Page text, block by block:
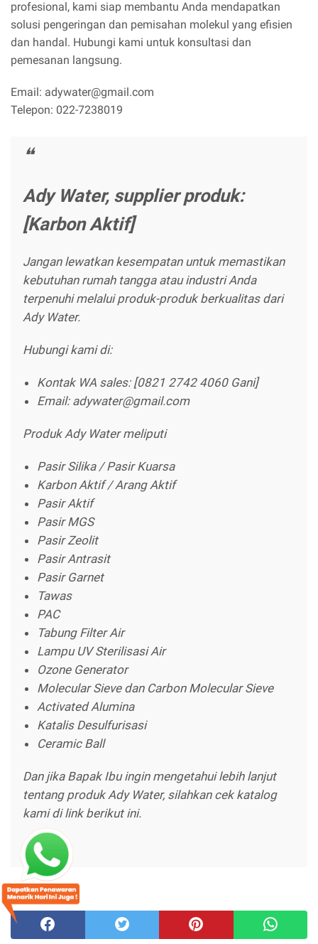
profesional, kami siap membantu Anda mendapatkan
solusi pengeringan dan pemisahan molekul yang efisien
dan handal. Hubungi kami untuk konsultasi dan
pemesanan langsung.
Email: adywater@gmail.com
Telepon: 022-7238019
Ady Water, supplier produk:
[Karbon Aktif]
Jangan lewatkan kesempatan untuk memastikan
kebutuhan rumah tangga atau industri Anda
terpenuhi melalui produk-produk berkualitas dari
Ady Water.
Hubungi kami di:
Kontak WA sales: [0821 2742 4060 Gani]
Email: adywater@gmail.com
Produk Ady Water meliputi
Pasir Silika / Pasir Kuarsa
Karbon Aktif / Arang Aktif
Pasir Aktif
Pasir MGS
Pasir Zeolit
Pasir Antrasit
Pasir Garnet
Tawas
PAC
Tabung Filter Air
Lampu UV Sterilisasi Air
Ozone Generator
Molecular Sieve dan Carbon Molecular Sieve
Activated Alumina
Katalis Desulfurisasi
Ceramic Ball
Dan jika Bapak Ibu ingin mengetahui lebih lanjut
tentang produk Ady Water, silahkan cek katalog
kami di link berikut ini.
Catalog
Berbagi :